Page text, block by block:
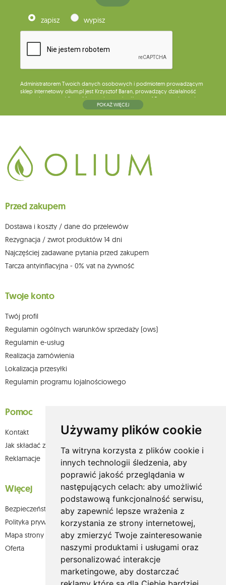
Używamy plików cookie
Ta witryna korzysta z plików cookie i
innych technologii śledzenia, aby
poprawić jakość przeglądania w
następujących celach: aby umożliwić
podstawową funkcjonalność serwisu,
aby zapewnić lepsze wrażenia z
korzystania ze strony internetowej,
aby zmierzyć Twoje zainteresowanie
naszymi produktami i usługami oraz
personalizować interakcje
marketingowe, aby dostarczać
zapisz wypisz
Administratorem Twoich danych osobowych i podmiotem prowadzącym
sklep internetowy olium.pl jest Krzysztof Baran, prowadzący działalność
gospodarczą pod firmą: Mouton Interactive Krzysztof Baran wpisaną do
Centralnej Ewidencji i Informacji o Działalności Gospodarczej, adres
głównego miejsca wykonywania działalności w Siedlcach, ul. Starowiejska
Dane będą przetwarzane w celu wysyłki newslettera i przechowywane do
chwili rezygnacji z subskrypcji.
Przysługuje Ci prawo do żądania dostępu do swoich danych osobowych,
ich sprostowania, usunięcia, ograniczenia przetwarzania, wniesienia
sprzeciwu wobec przetwarzania swoich danych oraz prawo do
którego dokonano na podstawie zgody przed jej cofnięciem. W tym celu
możesz kontaktować się z działem obsługi klienta Mouton Interactive pod
Więcej informacji: www.mouton.pl/ODO
POKAŻ WIĘCEJ
Przed zakupem
Dostawa i koszty / dane do przelewów
Rezygnacja / zwrot produktów 14 dni
Najczęściej zadawane pytania przed zakupem
Tarcza antyinflacyjna - 0% vat na żywność
Twoje konto
Twój profil
Regulamin ogólnych warunków sprzedaży (ows)
Regulamin e-usług
Realizacja zamówienia
Lokalizacja przesyłki
Regulamin programu lojalnościowego
Pomoc
Kontakt
Jak składać zamówienia w sklepie olium.pl?
Reklamacje
Więcej
Bezpieczeństwo płatności
Polityka prywatności
Mapa strony
Oferta